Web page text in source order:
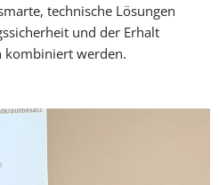
technische Lösungen
und der Erhalt
kombiniert werden.